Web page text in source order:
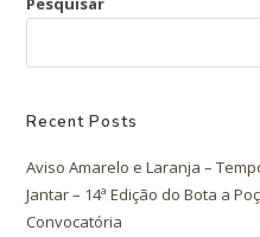
Recent Posts
Aviso Amarelo e Laranja –
Jantar – 14ª Edição do Bota a
Convocatória